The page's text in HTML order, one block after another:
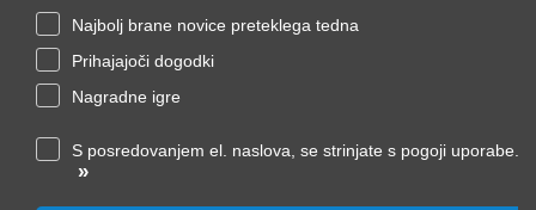
Najbolj brane novice preteklega tedna
Prihajajoči dogodki
Nagradne igre
S posredovanjem el. naslova, se strinjate s pogoji uporabe.
»